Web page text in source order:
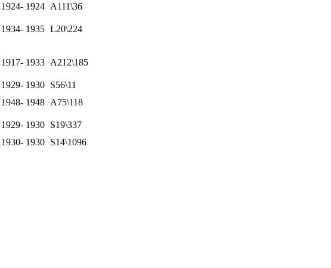
1924- 1924 A111\36
1934- 1935 L20\224
1917- 1933 A212\185
1929- 1930 S56\11
1948- 1948 A75\118
1929- 1930 S19\337
1930- 1930 S14\1096